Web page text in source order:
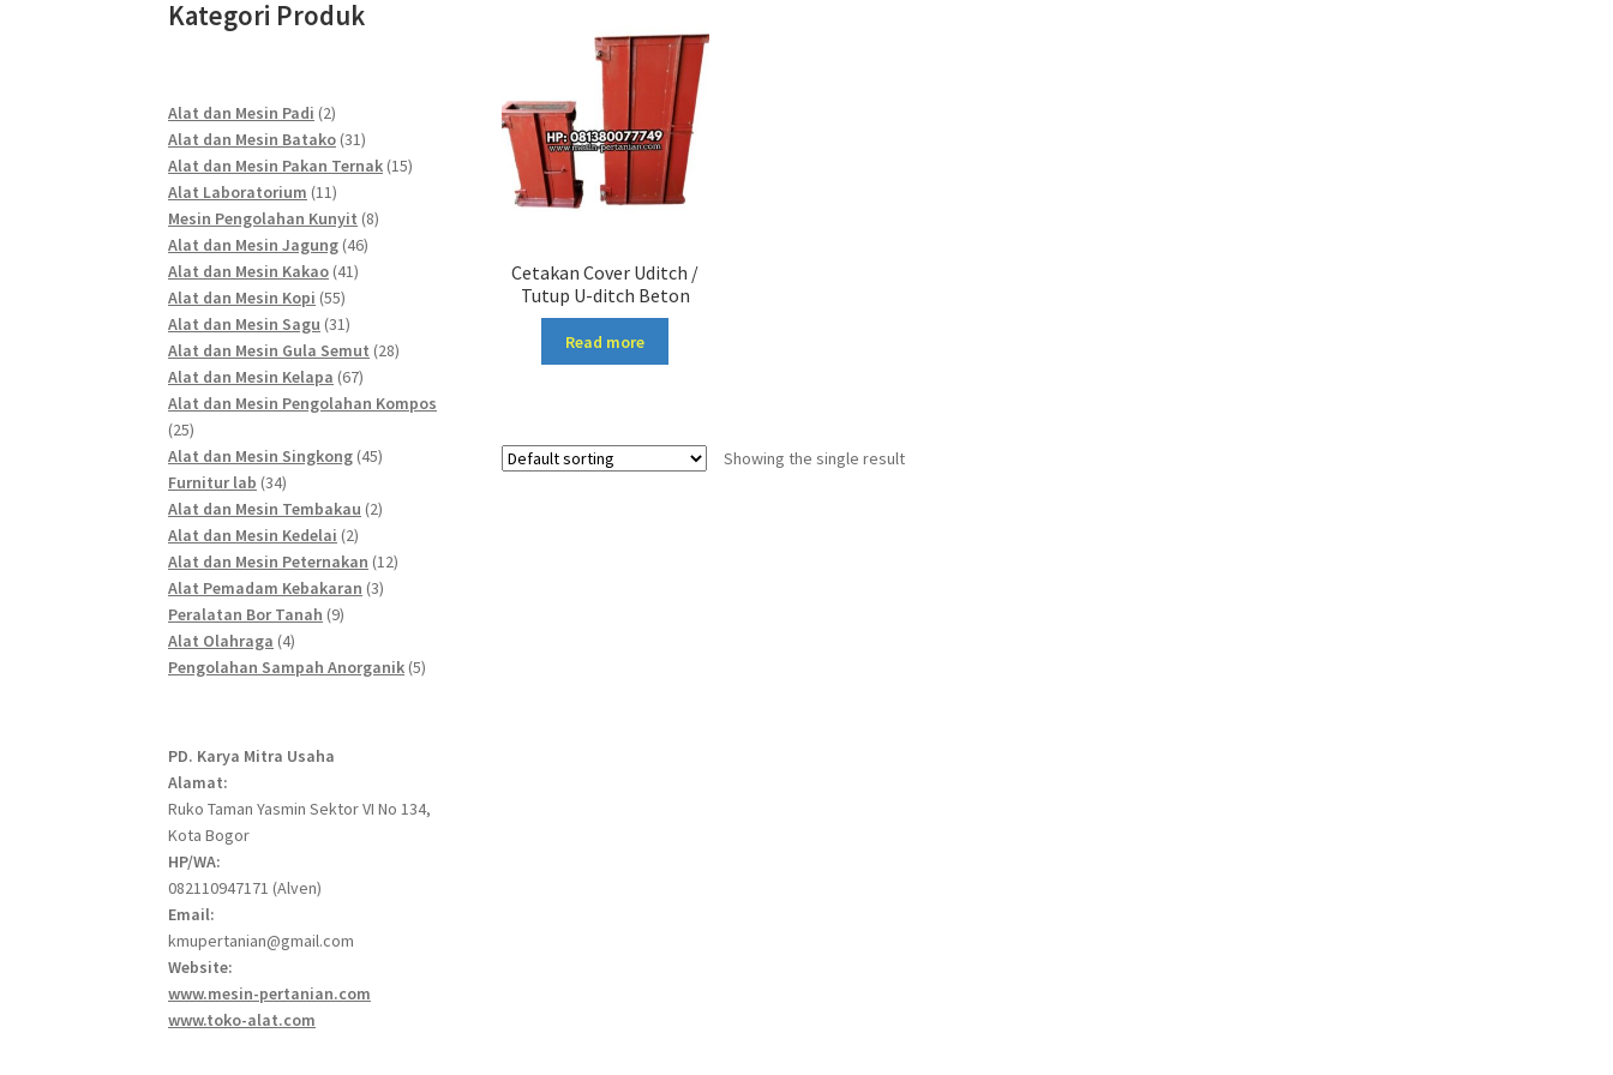
Cetakan Cover Uditch /
Tutup U-ditch Beton
Read more
Showing the single result
Kategori Produk
Alat dan Mesin Padi 22
products
Alat dan Mesin Batako 3131
products
Alat dan Mesin Pakan Ternak 1515
Alat Laboratorium 1111
products
Mesin Pengolahan Kunyit 88
Alat dan Mesin Jagung 4646
Alat dan Mesin Kakao 4141
Alat dan Mesin Kopi 5555
products
Alat dan Mesin Sagu 3131
products
Alat dan Mesin Gula Semut 2828
Alat dan Mesin Kelapa 6767
products
Alat dan Mesin Pengolahan Kompos
2525
products
Alat dan Mesin Singkong 4545
Furnitur lab 3434
products
Alat dan Mesin Tembakau 22
Alat dan Mesin Kedelai 22
products
Alat dan Mesin Peternakan 1212
Alat Pemadam Kebakaran 33
Peralatan Bor Tanah 99
Alat Olahraga 44
products
Pengolahan Sampah Anorganik 55
PD. Karya Mitra Usaha
Alamat:
Ruko Taman Yasmin Sektor VI No 134,
Kota Bogor
HP/WA:
082110947171 (Alven)
Email:
kmupertanian@gmail.com
Website:
www.mesin-pertanian.com
www.toko-alat.com